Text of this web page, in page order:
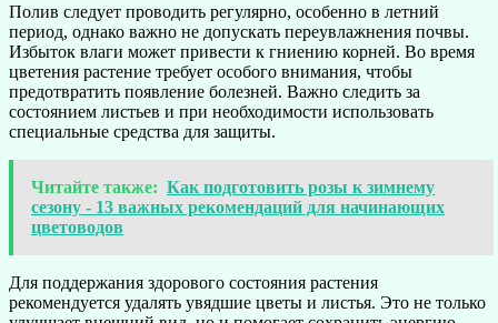
Полив следует проводить регулярно, особенно в летний
период, однако важно не допускать переувлажнения почвы.
Избыток влаги может привести к гниению корней. Во время
цветения растение требует особого внимания, чтобы
предотвратить появление болезней. Важно следить за
состоянием листьев и при необходимости использовать
специальные средства для защиты.
Читайте также: Как подготовить розы к зимнему
сезону - 13 важных рекомендаций для начинающих
цветоводов
Для поддержания здорового состояния растения
рекомендуется удалять увядшие цветы и листья. Это не только